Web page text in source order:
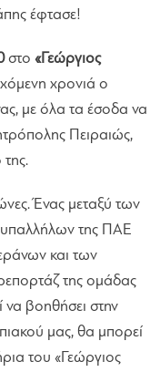
έφτασε!
στο «Γεώργιος
χρονιά ο
με όλα τα έσοδα να
Πειραιώς,
Ένας μεταξύ των
της ΠΑΕ
και των
της ομάδας
να βοηθήσει στην
μας, θα μπορεί
του «Γεώργιος